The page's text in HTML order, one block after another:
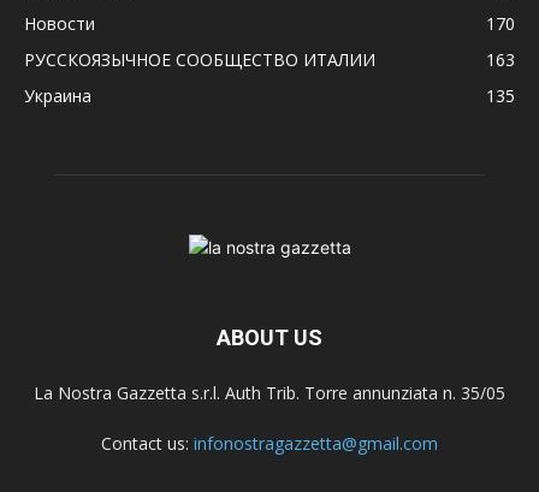
Новости
170
РУССКОЯЗЫЧНОЕ CООБЩЕСТВО ИТАЛИИ
163
Украина
135
ABOUT US
La Nostra Gazzetta s.r.l. Auth Trib. Torre annunziata n. 35/05
Contact us: infonostragazzetta@gmail.com